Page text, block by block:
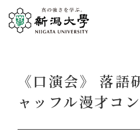
《口演会》 落
ャッフル漫才コ